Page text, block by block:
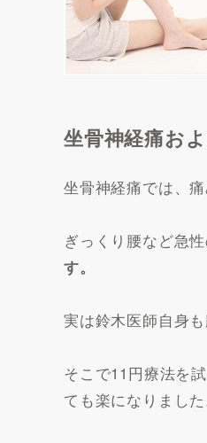
坐骨神経痛お
坐骨神経痛では、
ぎっくり腰など急性
す。
実は鈴木医師自身
そこで11円療法を
ても楽になりました